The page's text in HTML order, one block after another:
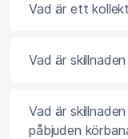
Vad är ett
Vad är
Vad är
påbjuden